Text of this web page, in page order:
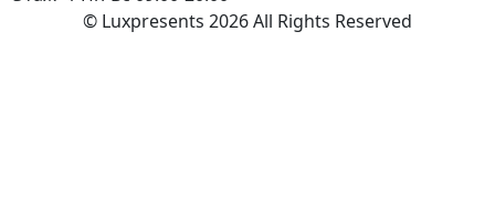
© Luxpresents 2026 All Rights Reserved